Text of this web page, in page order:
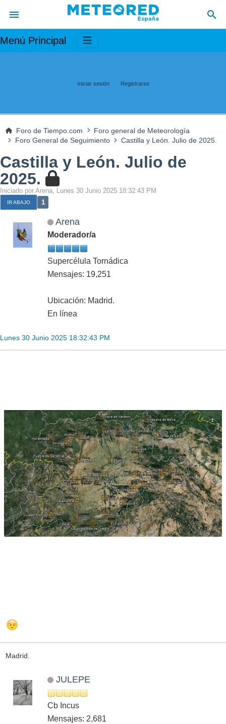
Menú Principal
Iniciar sesión Registrarse
Foro de Tiempo.com
Foro general de Meteorología
Foro General de Seguimiento
Castilla y León. Julio de 2025.
Castilla y León. Julio de
2025.
Iniciado por Arena, Lunes 30 Junio 2025 18:32:43 PM
IR ABAJO 1
Arena
Moderador/a
Supercélula Tornádica
Mensajes: 19,251
Ubicación: Madrid.
En línea
Lunes 30 Junio 2025 18:32:43 PM
Madrid.
JULEPE
Cb Incus
Mensajes: 2,681